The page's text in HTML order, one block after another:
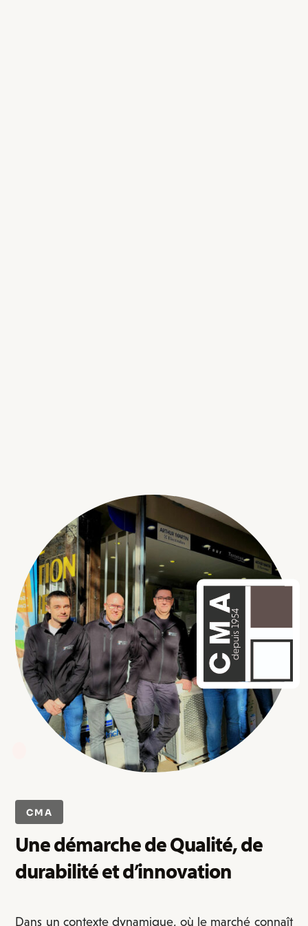
CMA
Une démarche de Qualité, de
durabilité et d’innovation
Dans un contexte dynamique, où le marché connaît